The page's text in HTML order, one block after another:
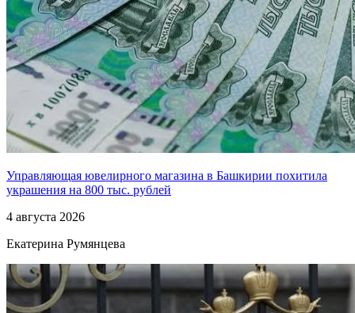
Управляющая ювелирного магазина в Башкирии похитила
украшения на 800 тыс. рублей
4 августа 2026
Екатерина Румянцева